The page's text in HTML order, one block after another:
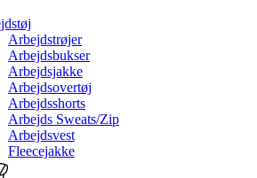
Arbejdstrøjer
Arbejdsbukser
Arbejdsjakke
Arbejdsovertøj
Arbejdsshorts
Arbejds Sweats/Zip
Arbejdsvest
Fleecejakke